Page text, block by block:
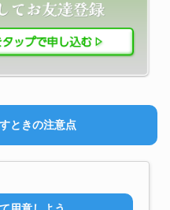
ときの注意点